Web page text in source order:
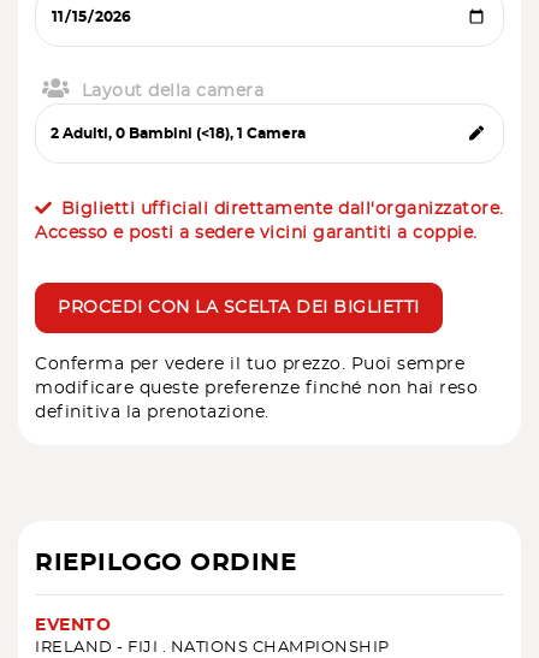
Layout della camera
Biglietti ufficiali direttamente dall'organizzatore.
Accesso e posti a sedere vicini garantiti a coppie.
PROCEDI CON LA SCELTA DEI BIGLIETTI
Conferma per vedere il tuo prezzo. Puoi sempre
modificare queste preferenze finché non hai reso
definitiva la prenotazione.
RIEPILOGO ORDINE
EVENTO
IRELAND - FIJI . NATIONS CHAMPIONSHIP